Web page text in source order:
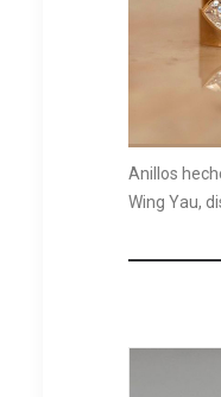
Anillos
Wing Yau,